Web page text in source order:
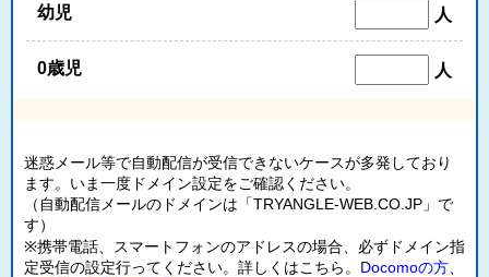
幼児 人
0歳児 人
迷惑メール等で自動配信が受信できないケースが多発しており
ます。いま一度ドメイン設定をご確認ください。
（自動配信メールのドメインは「TRYANGLE-WEB.CO.JP」で
す）
※携帯電話、スマートフォンのアドレスの場合、必ずドメイン指
定受信の設定行ってください。詳しくはこちら。 Docomoの方